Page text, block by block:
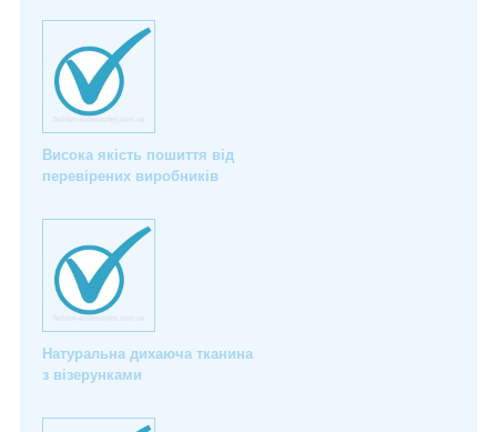
Висока якість пошиття від
перевірених виробників
Натуральна дихаюча тканина
з візерунками